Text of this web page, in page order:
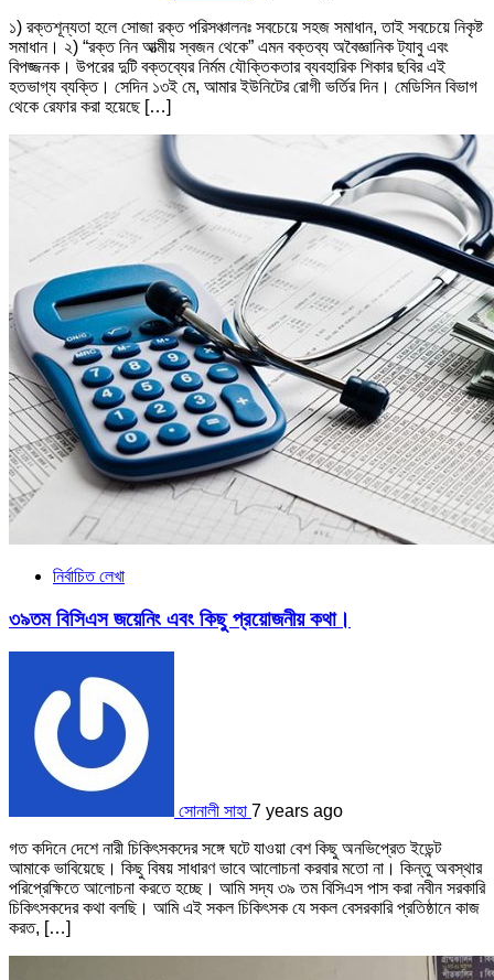
১) রক্তশূন্যতা হলে সোজা রক্ত পরিসঞ্চালনঃ সবচেয়ে সহজ সমাধান, তাই সবচেয়ে নিকৃষ্ট
সমাধান। ২) “রক্ত নিন আত্মীয় স্বজন থেকে” এমন বক্তব্য অবৈজ্ঞানিক ট্যাবু এবং
বিপজ্জনক। উপরের দুটি বক্তব্যের নির্মম যৌক্তিকতার ব্যবহারিক শিকার ছবির এই
হতভাগ্য ব্যক্তি। সেদিন ১৩ই মে, আমার ইউনিটের রোগী ভর্তির দিন। মেডিসিন বিভাগ
থেকে রেফার করা হয়েছে […]
নির্বাচিত লেখা
৩৯তম বিসিএস জয়েনিং এবং কিছু প্রয়োজনীয় কথা।
সোনালী সাহা 7 years ago
গত কদিনে দেশে নারী চিকিৎসকদের সঙ্গে ঘটে যাওয়া বেশ কিছু অনভিপ্রেত ইডেন্ট
আমাকে ভাবিয়েছে। কিছু বিষয় সাধারণ ভাবে আলোচনা করবার মতো না। কিন্তু অবস্থার
পরিপ্রেক্ষিতে আলোচনা করতে হচ্ছে। আমি সদ্য ৩৯ তম বিসিএস পাস করা নবীন সরকারি
চিকিৎসকদের কথা বলছি। আমি এই সকল চিকিৎসক যে সকল বেসরকারি প্রতিষ্ঠানে কাজ
করত, […]